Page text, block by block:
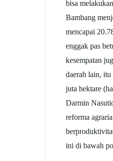
bisa
Bambang
mencapai
enggak pas
kesempatan
daerah lain,
juta hektare
Darmin
reforma
ini di bawah